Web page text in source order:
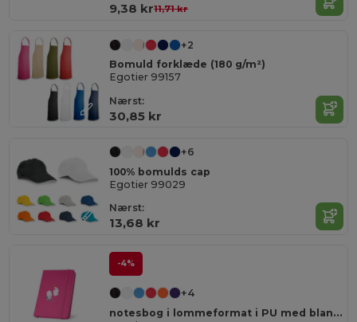
9,38 kr11,71 kr
+2
Bomuld forklæde (180 g/m²)
Egotier 99157
Nærst:
30,85 kr
+6
100% bomulds cap
Egotier 99029
Nærst:
13,68 kr
-4%
+4
notesbog i lommeformat i PU med blanke sider